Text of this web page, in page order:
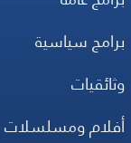
برامج سياسية
وثائقيات
أفلام ومسلسلات